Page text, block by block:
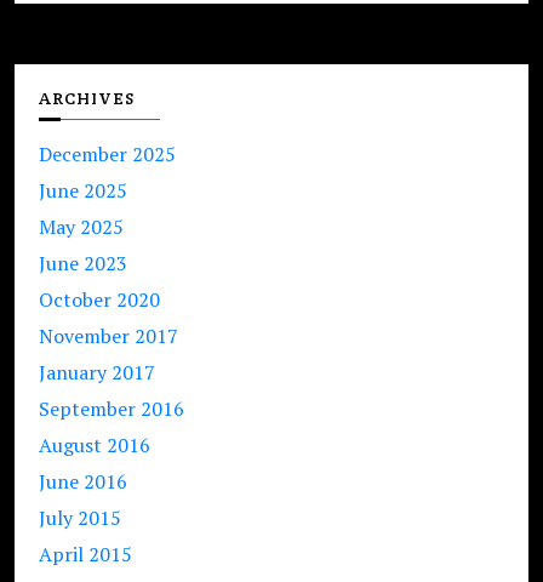
ARCHIVES
December 2025
June 2025
May 2025
June 2023
October 2020
November 2017
January 2017
September 2016
August 2016
June 2016
July 2015
April 2015